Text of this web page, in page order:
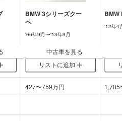
BMW3シリーズクー
ペ
‘06年9月〜‘13年9月
BMW
‘12年4
中古車を見る
リストに追加
427〜759万円 1,705